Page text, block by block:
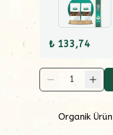
₺ 133,74
1
Organik Ürün